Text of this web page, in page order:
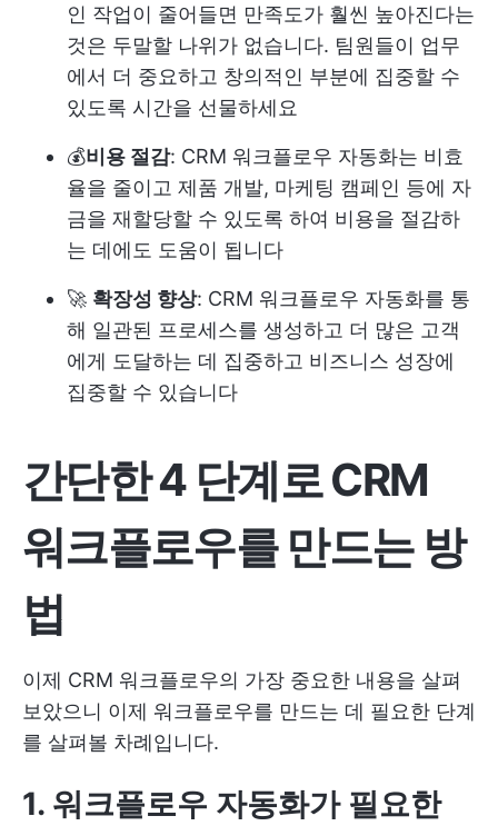
인 작업이 줄어들면 만족도가 훨씬 높아진다는
것은 두말할 나위가 없습니다. 팀원들이 업무
에서 더 중요하고 창의적인 부분에 집중할 수
있도록 시간을 선물하세요
💰비용 절감: CRM 워크플로우 자동화는 비효
율을 줄이고 제품 개발, 마케팅 캠페인 등에 자
금을 재할당할 수 있도록 하여 비용을 절감하
는 데에도 도움이 됩니다
🚀 확장성 향상: CRM 워크플로우 자동화를 통
해 일관된 프로세스를 생성하고 더 많은 고객
에게 도달하는 데 집중하고 비즈니스 성장에
집중할 수 있습니다
간단한 4 단계로 CRM
워크플로우를 만드는 방
법
이제 CRM 워크플로우의 가장 중요한 내용을 살펴
보았으니 이제 워크플로우를 만드는 데 필요한 단계
를 살펴볼 차례입니다.
1. 워크플로우 자동화가 필요한